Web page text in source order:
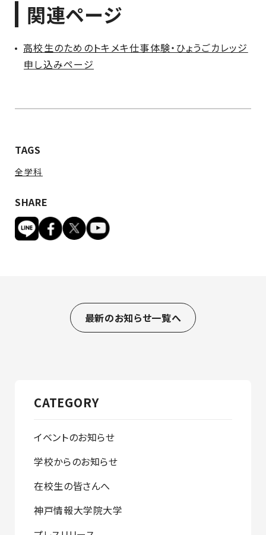
関連ページ
高校生のためのトキメキ仕事体験・ひょうごカレッジ
申し込みページ
TAGS
全学科
SHARE
最新のお知らせ一覧へ
CATEGORY
イベントのお知らせ
学校からのお知らせ
在校生の皆さんへ
神戸情報大学院大学